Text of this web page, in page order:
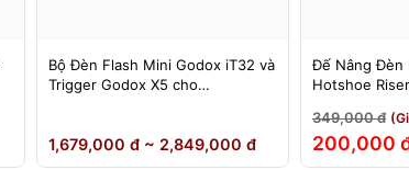
Bộ Đèn Flash Mini Godox iT32 và
Trigger Godox X5 cho
1,679,000 đ ~ 2,849,000 đ
Đế Nâng Đèn
Hotshoe
iA32 Lux
349,000 đ
200,000